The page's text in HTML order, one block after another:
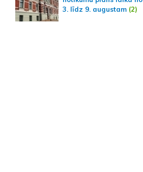
3. līdz 9. augustam (2)